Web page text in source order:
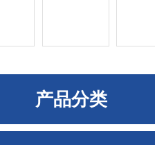
产品分类